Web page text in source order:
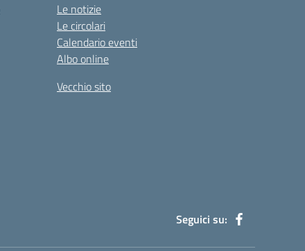
Le notizie
Le circolari
Calendario eventi
Albo online
Vecchio sito
Seguici su: